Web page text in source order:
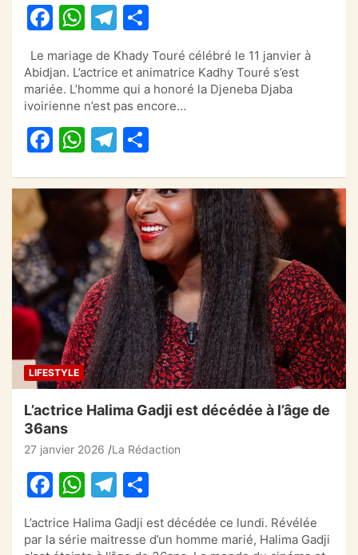
F
c
e
b
o
o
k
W
at
s
A
p
p
T
el
e
gr
a
m
ar
ta
g
er
Le mariage de Khady Touré célébré le 11 janvier à
Abidjan. L’actrice et animatrice Kadhy Touré s’est
mariée. L’homme qui a honoré la Djeneba Djaba
ivoirienne n’est pas encore…
F
c
o
o
k
W
at
s
A
p
p
T
e
gr
a
m
ta
g
er
LIFESTYLE
L’actrice Halima Gadji est décédée à l’âge de
36ans
27 janvier 2026 La Rédaction
F
c
W
at
T
e ta
L’actrice Halima Gadji est décédée ce lundi. Révélée
par la série maitresse d’un homme marié, Halima Gadji